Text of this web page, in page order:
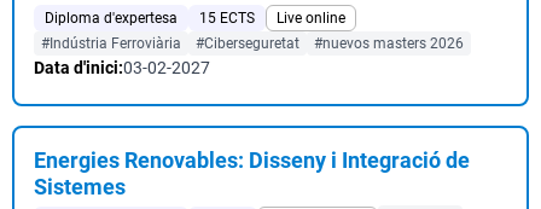
Diploma d'expertesa 15 ECTS
Live online
#Indústria Ferroviària
#Ciberseguretat #nuevos masters 2026
Data d'inici:03-02-2027
Energies Renovables: Disseny i Integració de
Sistemes